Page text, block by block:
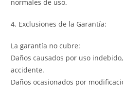
normales de uso.
4. Exclusiones de la Garantía:
La garantía no cubre:
Daños causados por uso
accidente.
Daños ocasionados por